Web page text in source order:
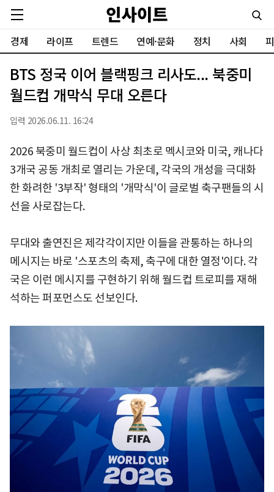
경제 라이프 트렌드 연예·문화 정치 사회
BTS 정국 이어 블랙핑크 리사도... 북중미
월드컵 개막식 무대 오른다
입력 2026.06.11. 16:24
2026 북중미 월드컵이 사상 최초로 멕시코와 미국, 캐나다
3개국 공동 개최로 열리는 가운데, 각국의 개성을 극대화
한 화려한 '3부작' 형태의 '개막식'이 글로벌 축구팬들의 시
선을 사로잡는다.
무대와 출연진은 제각각이지만 이들을 관통하는 하나의
메시지는 바로 '스포츠의 축제, 축구에 대한 열정'이다. 각
국은 이런 메시지를 구현하기 위해 월드컵 트로피를 재해
석하는 퍼포먼스도 선보인다.